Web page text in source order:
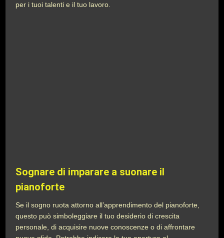
per i tuoi talenti e il tuo lavoro.
Sognare di imparare a suonare il
pianoforte
Se il sogno ruota attorno all’apprendimento del pianoforte,
questo può simboleggiare il tuo desiderio di crescita
personale, di acquisire nuove conoscenze o di affrontare